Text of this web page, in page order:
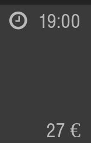
19:00
27 €